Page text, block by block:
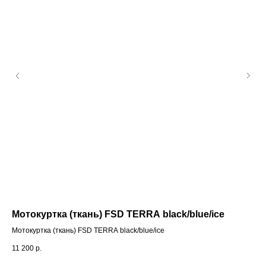
Мотокуртка (ткань) FSD TERRA black/blue/ice
Мотокуртка (ткань) FSD TERRA black/blue/ice
11 200 р.